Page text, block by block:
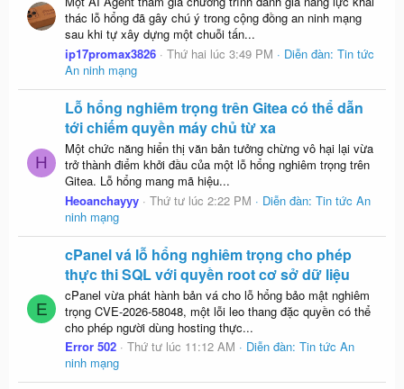
thác lỗ hổng đã gây chú ý trong cộng đồng an ninh mạng
sau khi tự xây dựng một chuỗi tấn...
ip17promax3826
Thứ hai lúc 3:49 PM Diễn đàn: Tin tức
An ninh mạng
H
Lỗ hổng nghiêm trọng trên Gitea có thể dẫn
tới chiếm quyền máy chủ từ xa
Một chức năng hiển thị văn bản tưởng chừng vô hại lại vừa
trở thành điểm khởi đầu của một lỗ hổng nghiêm trọng trên
Gitea. Lỗ hổng mang mã hiệu...
Heoanchayyy
Thứ tư lúc 2:22 PM Diễn đàn: Tin tức An
ninh mạng
E
cPanel vá lỗ hổng nghiêm trọng cho phép
thực thi SQL với quyền root cơ sở dữ liệu
cPanel vừa phát hành bản vá cho lỗ hổng bảo mật nghiêm
trọng CVE-2026-58048, một lỗi leo thang đặc quyền có thể
cho phép người dùng hosting thực...
Error 502
Thứ tư lúc 11:12 AM Diễn đàn: Tin tức An
ninh mạng